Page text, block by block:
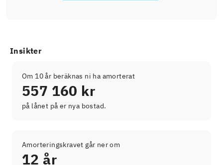
Insikter
Om 10 år beräknas ni ha amorterat
557 160 kr
på lånet på er nya bostad.
Amorteringskravet går ner om
12 år